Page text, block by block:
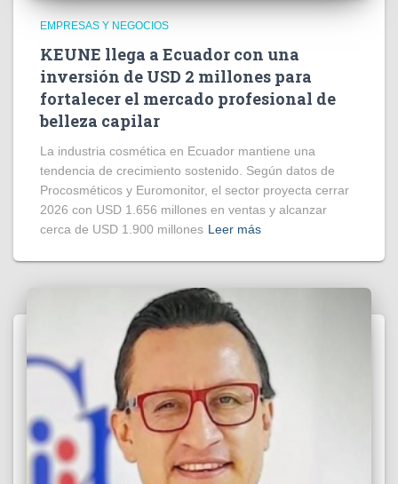
EMPRESAS Y NEGOCIOS
KEUNE llega a Ecuador con una
inversión de USD 2 millones para
fortalecer el mercado profesional de
belleza capilar
La industria cosmética en Ecuador mantiene una
tendencia de crecimiento sostenido. Según datos de
Procosméticos y Euromonitor, el sector proyecta cerrar
2026 con USD 1.656 millones en ventas y alcanzar
cerca de USD 1.900 millones Leer más